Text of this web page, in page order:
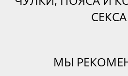
СЕКСА
МЫ